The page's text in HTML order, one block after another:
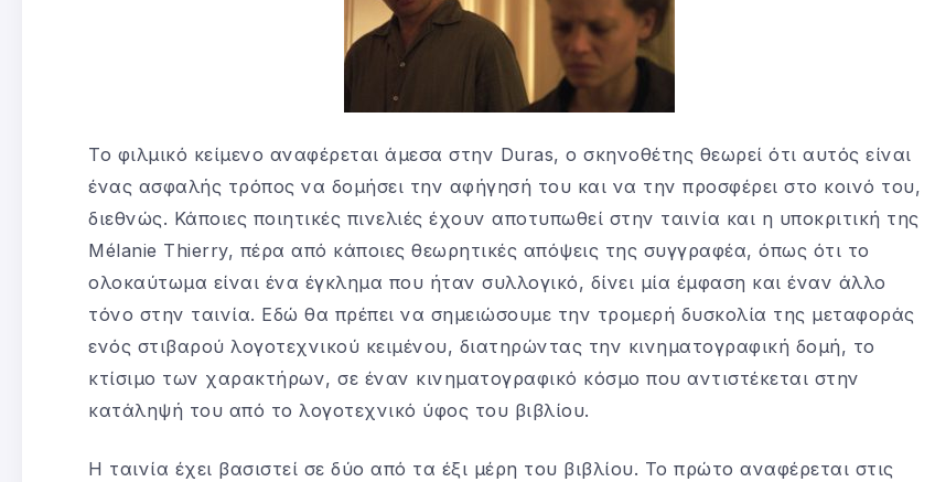
Το φιλμικό κείμενο αναφέρεται άμεσα στην Duras, ο σκηνοθέτης θεωρεί ότι αυτός είναι
ένας ασφαλής τρόπος να δομήσει την αφήγησή του και να την προσφέρει στο κοινό του,
διεθνώς. Κάποιες ποιητικές πινελιές έχουν αποτυπωθεί στην ταινία και η υποκριτική της
Mélanie Thierry, πέρα από κάποιες θεωρητικές απόψεις της συγγραφέα, όπως ότι το
ολοκαύτωμα είναι ένα έγκλημα που ήταν συλλογικό, δίνει μία έμφαση και έναν άλλο
τόνο στην ταινία. Εδώ θα πρέπει να σημειώσουμε την τρομερή δυσκολία της μεταφοράς
ενός στιβαρού λογοτεχνικού κειμένου, διατηρώντας την κινηματογραφική δομή, το
κτίσιμο των χαρακτήρων, σε έναν κινηματογραφικό κόσμο που αντιστέκεται στην
κατάληψή του από το λογοτεχνικό ύφος του βιβλίου.
Η ταινία έχει βασιστεί σε δύο από τα έξι μέρη του βιβλίου. Το πρώτο αναφέρεται στις